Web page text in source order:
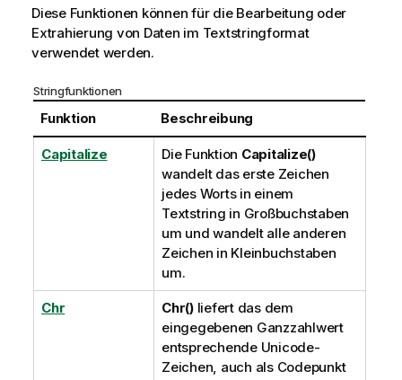
Diese Funktionen können für die Bearbeitung oder
Extrahierung von Daten im Textstringformat
verwendet werden.
Stringfunktionen
Funktion Beschreibung
Capitalize Die Funktion Capitalize()
wandelt das erste Zeichen
jedes Worts in einem
Textstring in Großbuchstaben
um und wandelt alle anderen
Zeichen in Kleinbuchstaben
um.
Chr Chr()liefert das dem
eingegebenen Ganzzahlwert
entsprechende Unicode-
Zeichen, auch als Codepunkt